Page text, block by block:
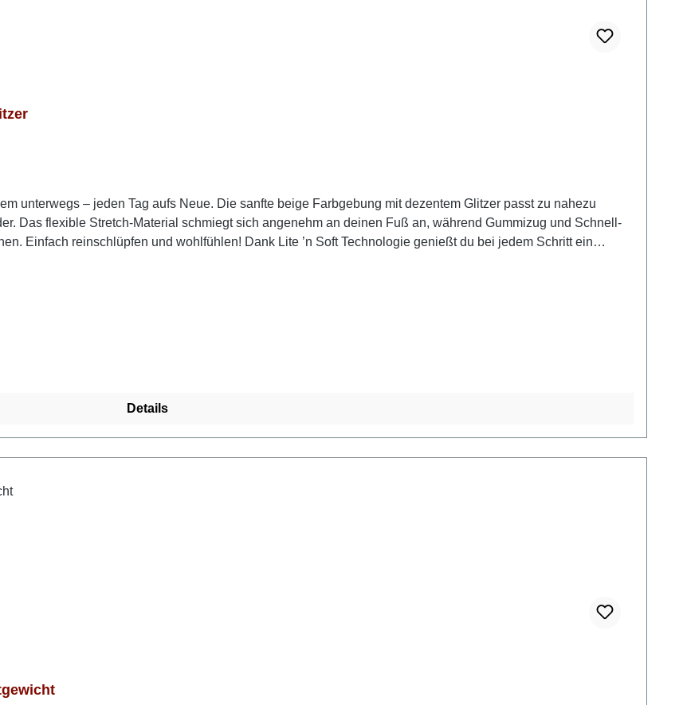
unterwegs – jeden Tag aufs Neue. Die sanfte beige Farbgebung mit dezentem Glitzer passt zu nahezu
Das flexible Stretch-Material schmiegt sich angenehm an deinen Fuß an, während Gummizug und Schnell-
Einfach reinschlüpfen und wohlfühlen! Dank Lite ’n Soft Technologie genießt du bei jedem Schritt ein
Details